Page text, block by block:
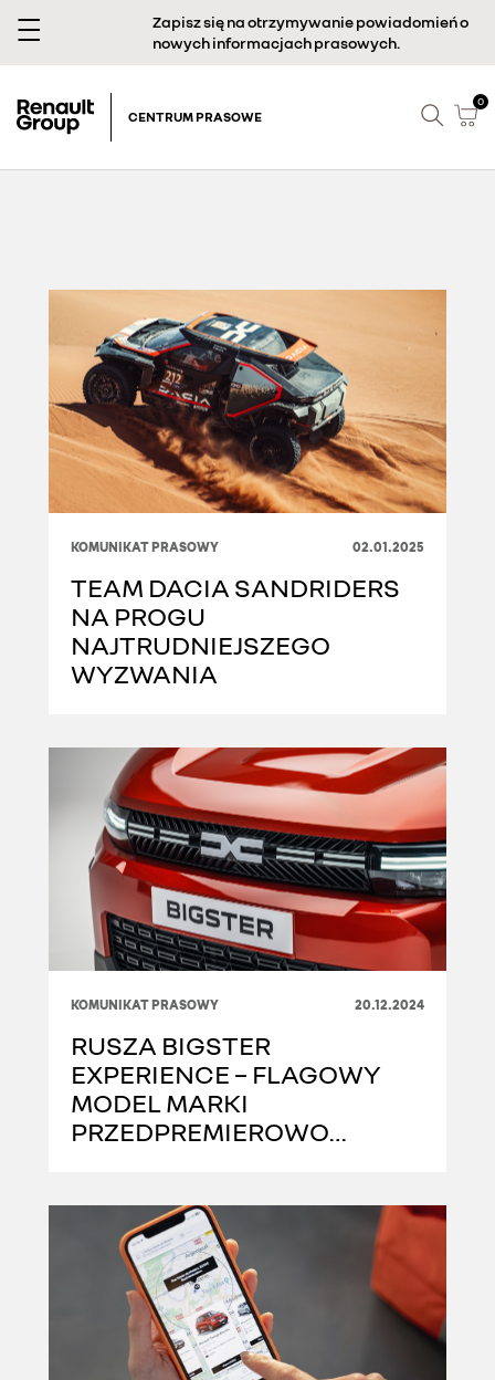
Zapisz się na otrzymywanie powiadomień o
nowych informacjach prasowych.
CENTRUM PRASOWE
0
KOMUNIKAT PRASOWY 02.01.2025
TEAM DACIA SANDRIDERS
NA PROGU
NAJTRUDNIEJSZEGO
WYZWANIA
KOMUNIKAT PRASOWY 20.12.2024
RUSZA BIGSTER
EXPERIENCE – FLAGOWY
MODEL MARKI
PRZEDPREMIEROWO